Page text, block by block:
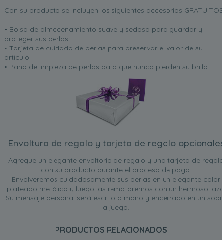
Con su producto se incluyen los siguientes accesorios
• Bolsa de almacenamiento suave y sedosa para guardar y
proteger sus perlas
• Tarjeta de cuidado de perlas para preservar el valor de su
artículo
• Paño de limpieza de perlas para que nunca pierden su brillo.
Envoltura de regalo y tarjeta de regalo
Agregue un elegante envoltorio de regalo y una tarjeta de
con su producto durante el proceso de pago.
Envolveremos cuidadosamente sus perlas en un elegante color
plateado metálico y luego las remataremos con un hermoso
Su mensaje personal será escrito a mano y encerrado en un
a juego.
PRODUCTOS RELACIONADOS